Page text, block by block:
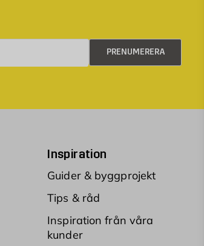
PRENUMERERA
Inspiration
Guider & byggprojekt
Tips & råd
Inspiration från våra
kunder